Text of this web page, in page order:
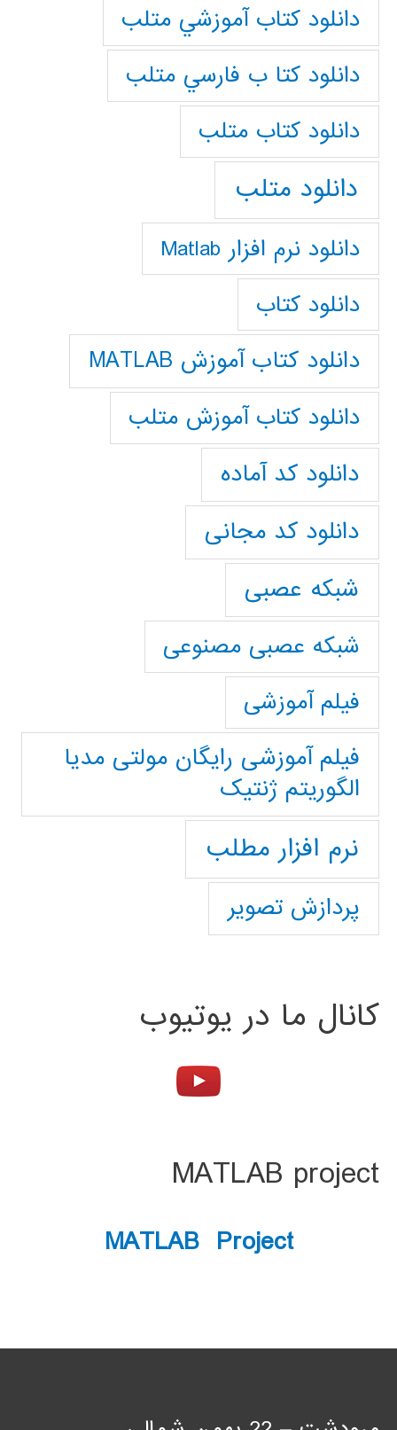
دانلود كتاب آموزشي متلب
دانلود كتا ب فارسي متلب
دانلود كتاب متلب
دانلود متلب
دانلود نرم افزار Matlab
دانلود کتاب
دانلود کتاب آموزش MATLAB
دانلود کتاب آموزش متلب
دانلود کد آماده
دانلود کد مجانی
شبکه عصبی
شبکه عصبی مصنوعی
فیلم آموزشی
فیلم آموزشی رایگان مولتی مدیا
الگوریتم ژنتیک
نرم افزار مطلب
پردازش تصویر
کانال ما در یوتیوب
MATLAB project
MATLAB Project